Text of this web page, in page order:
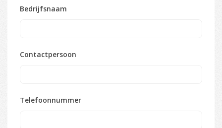
Bedrijfsnaam
Contactpersoon
Telefoonnummer